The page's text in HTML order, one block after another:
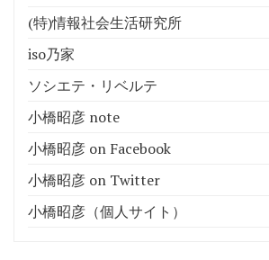
(特)情報社会生活研究所
iso乃家
ソシエテ・リベルテ
小橋昭彦 note
小橋昭彦 on Facebook
小橋昭彦 on Twitter
小橋昭彦（個人サイト）